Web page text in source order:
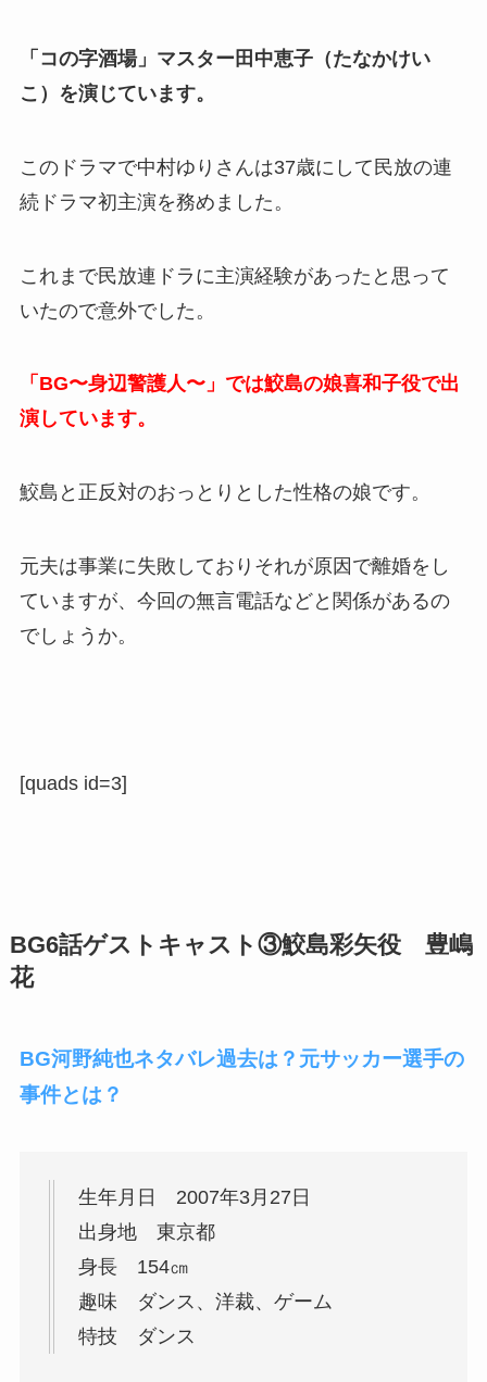
「コの字酒場」マスター田中恵子（たなかけい
こ）を演じています。
このドラマで中村ゆりさんは37歳にして民放の連
続ドラマ初主演を務めました。
これまで民放連ドラに主演経験があったと思って
いたので意外でした。
「BG〜身辺警護人〜」では鮫島の娘喜和子役で出
演しています。
鮫島と正反対のおっとりとした性格の娘です。
元夫は事業に失敗しておりそれが原因で離婚をし
ていますが、今回の無言電話などと関係があるの
でしょうか。
[quads id=3]
BG6話ゲストキャスト③鮫島彩矢役 豊嶋
花
BG河野純也ネタバレ過去は？元サッカー選手の
事件とは？
生年月日 2007年3月27日
出身地 東京都
身長 154㎝
趣味 ダンス、洋裁、ゲーム
特技 ダンス